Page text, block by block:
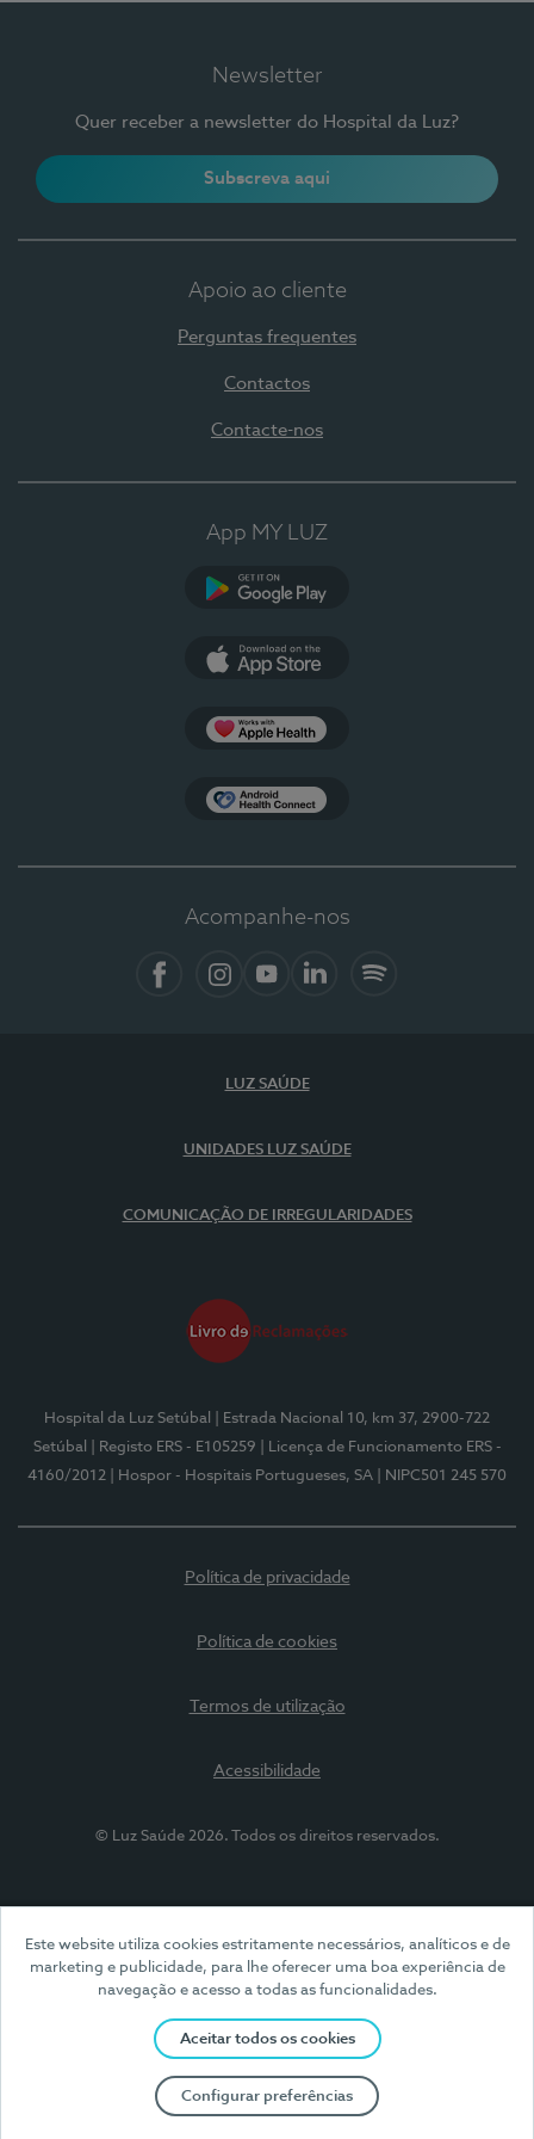
Este website utiliza cookies estritamente necessários, analíticos e de
marketing e publicidade, para lhe oferecer uma boa experiência de
navegação e acesso a todas as funcionalidades.
Aceitar todos os cookies
Configurar preferências
Newsletter
Quer receber a newsletter do Hospital da Luz?
Subscreva aqui
Apoio ao cliente
Perguntas frequentes
Contactos
Contacte-nos
App MY LUZ
Acompanhe-nos
LUZ SAÚDE
UNIDADES LUZ SAÚDE
COMUNICAÇÃO DE IRREGULARIDADES
Hospital da Luz Setúbal
| Estrada Nacional 10, km 37, 2900-722
Setúbal
| Registo ERS - E105259
| Licença de Funcionamento ERS -
4160/2012
| Hospor - Hospitais Portugueses, SA | NIPC501 245 570
Política de privacidade
Política de cookies
Termos de utilização
Acessibilidade
© Luz Saúde 2026. Todos os direitos reservados.